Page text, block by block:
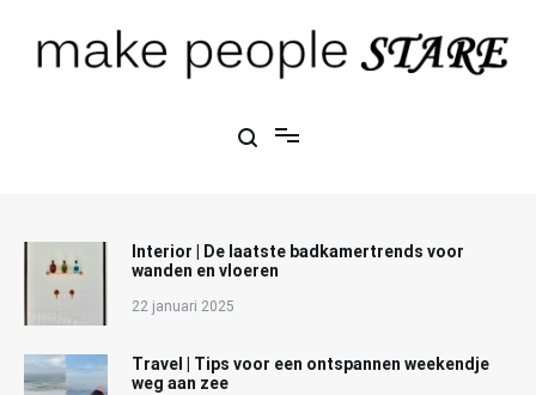
Interior | De laatste badkamertrends voor
wanden en vloeren
22 januari 2025
Travel | Tips voor een ontspannen weekendje
weg aan zee